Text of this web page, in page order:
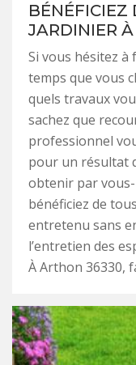
BÉNÉFICIEZ
JARDINIER
Si vous hésitez
temps que vous
quels travaux
sachez que
professionnel
pour un résultat
obtenir par vous-
bénéficiez de
entretenu sans
l’entretien des
À Arthon 36330,